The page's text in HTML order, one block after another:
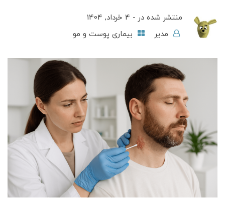
منتشر شده در - 4 خرداد, 1404
مدیر
بیماری پوست و مو